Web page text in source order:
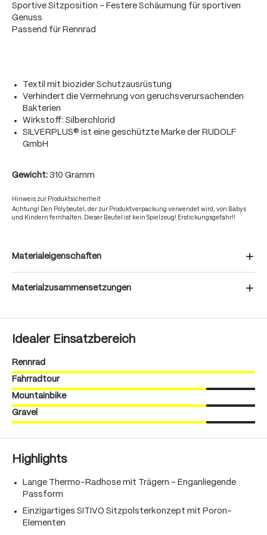
Sportive Sitzposition - Festere Schäumung für sportiven
Genuss
Passend für Rennrad
Textil mit biozider Schutzausrüstung
Verhindert die Vermehrung von geruchsverursachenden
Bakterien
Wirkstoff: Silberchlorid
SILVERPLUS® ist eine geschützte Marke der RUDOLF
GmbH
Gewicht: 310 Gramm
Hinweis zur Produktsicherheit
Achtung! Den Polybeutel, der zur Produktverpackung verwendet wird, von Babys
und Kindern fernhalten. Dieser Beutel ist kein Spielzeug! Erstickungsgefahr!!
Materialeigenschaften
Materialzusammensetzungen
Idealer Einsatzbereich
Rennrad
Fahrradtour
Mountainbike
Gravel
Highlights
Lange Thermo-Radhose mit Trägern - Enganliegende
Passform
Einzigartiges SITIVO Sitzpolsterkonzept mit Poron-
Elementen